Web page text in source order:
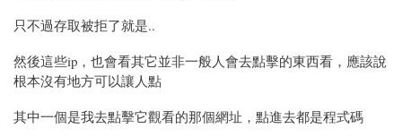
只不過存取被拒了就是..
然後這些ip，也會看其它並非一般人會去點擊的東西看，應該說
根本沒有地方可以讓人點
其中一個是我去點擊它觀看的那個網址，點進去都是程式碼